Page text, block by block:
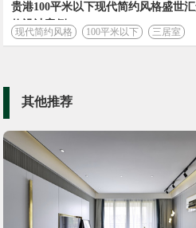
贵港100平米以下现代简约风格盛世
修设计案例
现代简约风格 100平米以下 三居室
其他推荐